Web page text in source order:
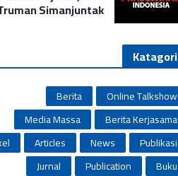
Simanjuntak
Katagori
Online Talkshow
Berita
Berita Kerjasama
Media Massa
Publikasi
News
Articles
Buku
Publication
Jurnal